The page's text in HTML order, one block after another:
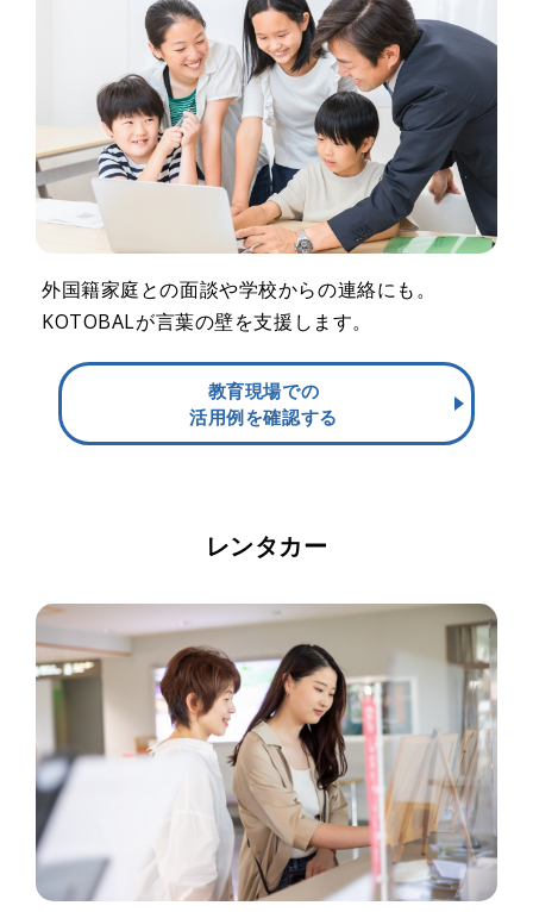
外国籍家庭との面談や学校からの連絡にも。
KOTOBALが言葉の壁を支援します。
教育現場での
活用例を確認する
レンタカー